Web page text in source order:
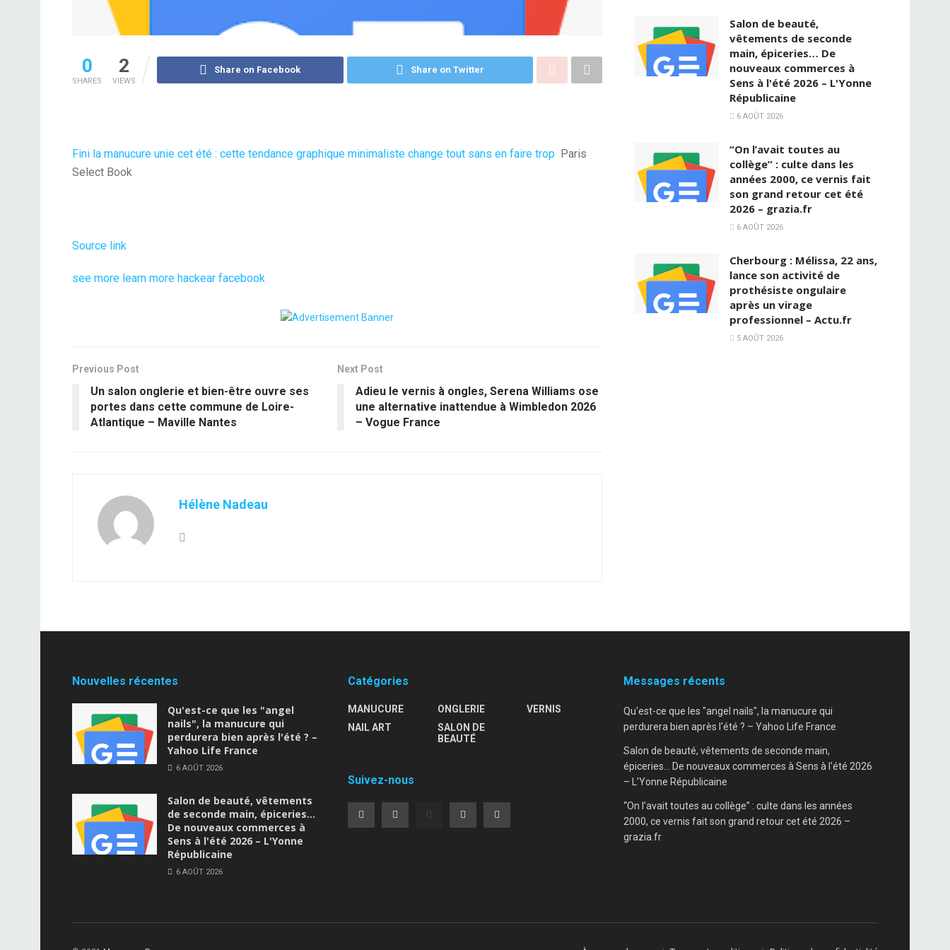
0
SHARES
2
VIEWS
Share on Facebook Share on Twitter
Fini la manucure unie cet été : cette tendance graphique minimaliste change tout sans en faire trop Paris
Select Book
Source link
see more learn more hackear facebook
Previous Post
Un salon onglerie et bien-être ouvre ses
portes dans cette commune de Loire-
Atlantique – Maville Nantes
Next Post
Adieu le vernis à ongles, Serena Williams ose
une alternative inattendue à Wimbledon 2026
– Vogue France
Hélène Nadeau
Salon de beauté,
vêtements de seconde
main, épiceries… De
nouveaux commerces à
Sens à l'été 2026 – L'Yonne
Républicaine
6 AOÛT 2026
“On l’avait toutes au
collège” : culte dans les
années 2000, ce vernis fait
son grand retour cet été
2026 – grazia.fr
6 AOÛT 2026
Cherbourg : Mélissa, 22 ans,
lance son activité de
prothésiste ongulaire
après un virage
professionnel – Actu.fr
5 AOÛT 2026
Nouvelles récentes
Qu'est-ce que les "angel
nails", la manucure qui
perdurera bien après l'été ? –
Yahoo Life France
6 AOÛT 2026
Salon de beauté, vêtements
de seconde main, épiceries…
De nouveaux commerces à
Sens à l'été 2026 – L'Yonne
Républicaine
6 AOÛT 2026
Catégories
MANUCURE
NAIL ART
ONGLERIE
SALON DE
BEAUTÉ
VERNIS
Suivez-nous
Messages récents
Qu'est-ce que les "angel nails", la manucure qui
perdurera bien après l'été ? – Yahoo Life France
Salon de beauté, vêtements de seconde main,
épiceries… De nouveaux commerces à Sens à l'été 2026
– L'Yonne Républicaine
“On l’avait toutes au collège” : culte dans les années
2000, ce vernis fait son grand retour cet été 2026 –
grazia.fr